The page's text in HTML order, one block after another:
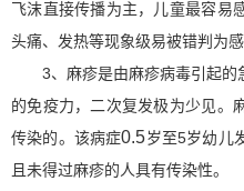
飞沫直接传播为主，儿童最容易
头痛、发热等现象级易被错判为感
3、 麻疹是由麻疹病毒引起的
的免疫力，二次复发极为少见。
传染的。该病症0.5岁至5岁幼儿
且未得过麻疹的人具有传染性。